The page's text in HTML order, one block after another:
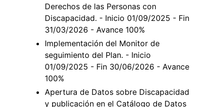
Derechos de las Personas con
Discapacidad. - Inicio 01/09/2025 - Fin
31/03/2026 - Avance 100%
Implementación del Monitor de
seguimiento del Plan. - Inicio
01/09/2025 - Fin 30/06/2026 - Avance
100%
Apertura de Datos sobre Discapacidad
y publicación en el Catálogo de Datos